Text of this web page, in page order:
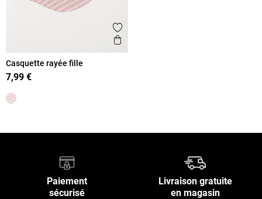
Ajouter aux favoris
Aperçu rapide
Casquette rayée fille
7,99 €
Paiement
sécurisé
Livraison gratuite
en magasin